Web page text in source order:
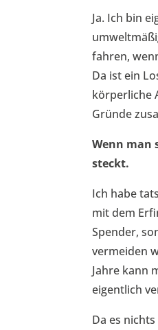
Ja. Ich bin
fahren,
Da ist ein
körperliche
Gründe
Wenn man
steckt.
Ich habe
mit dem
Spender,
vermeiden
Jahre kann
eigentlich
Da es